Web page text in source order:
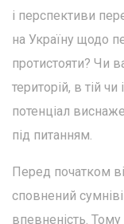
і перспективи
на Україну щодо
протистояти? Чи
територій, в тій
потенціал
під питанням.
Перед початком
сповнений
впевненість.